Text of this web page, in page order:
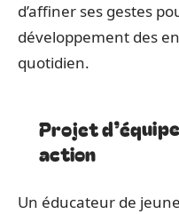
d’affiner ses gestes
développement des
quotidien.
Projet
action
Un éducateur de